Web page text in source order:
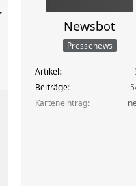
Newsbot
Pressenews
Artikel
Beiträge
Karteneintrag